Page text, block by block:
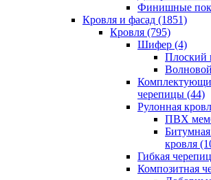
Финишные
Кровля и фасад (1851)
Кровля (795)
Шифер (4)
Плоский
черепицы (44)
Рулонная
ПВХ
кровля
Гибкая
Композитная